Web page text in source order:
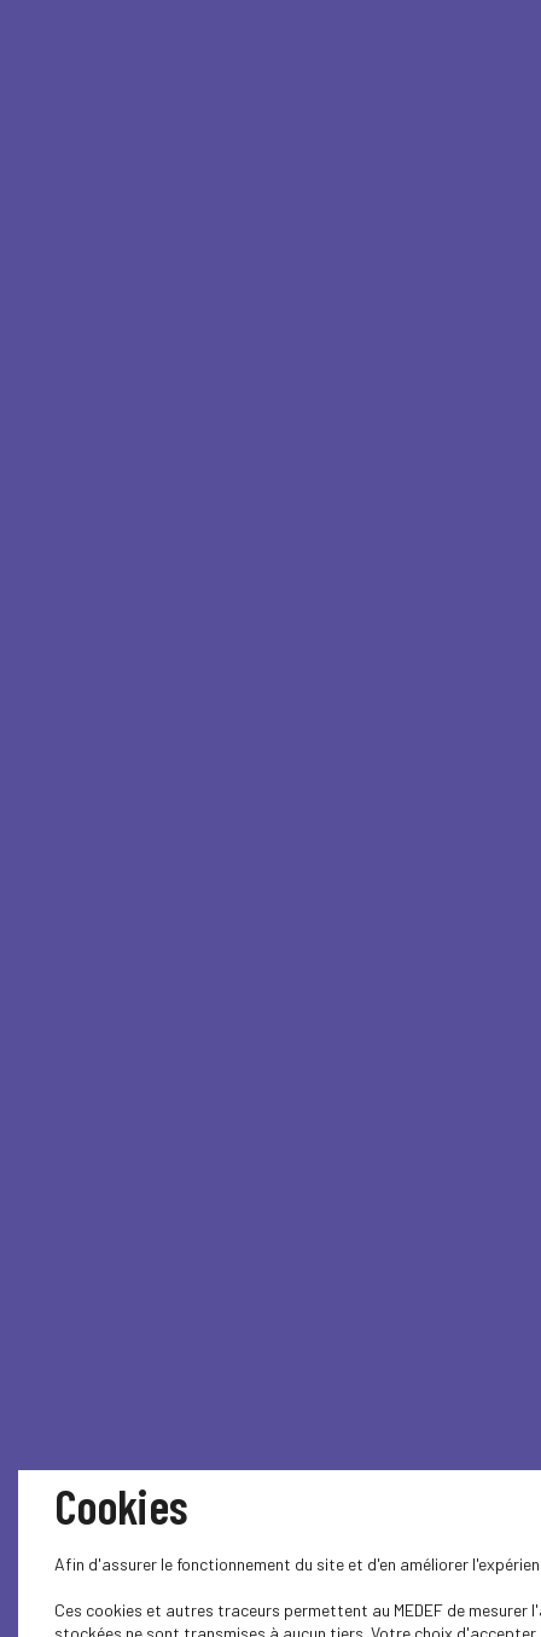
Cookies
Afin d'assurer le fonctionnement du site et d'en améliorer
Ces cookies et autres traceurs permettent au MEDEF de
stockées ne sont transmises à aucun tiers. Votre choix